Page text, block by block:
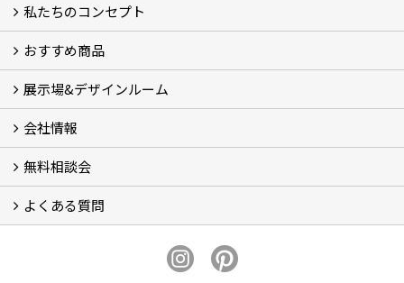
施工事例
お客様の声 (46)
私たちのコンセプト
コンセプト
完成までの流れ
お庭のメンテナンスについて
おすすめ商品
オリジナル帆布のサイクルポート
NEW スマートサイクルポート
おしゃれな物置 (8)
門扉 (6)
ウッドフェンス (16)
アイアンの商品 (6)
ガーデニング雑貨 (3)
ガーデン書&ガーデンアート
こだわりのオリジナル商品 一覧
おすすめの植物 (29)
箱庭ガーデン
ポット苗
展示場&デザインルーム
展示場&デザインルーム
会社情報
会社概要
スタッフ紹介 (11)
ブログ
コラム
アクセス
求人募集
無料相談会
無料相談会
よくある質問
アフターサービス・アフターメンテナンスについて (3)